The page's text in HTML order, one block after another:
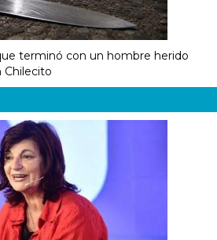
terminó con un hombre herido
Chilecito